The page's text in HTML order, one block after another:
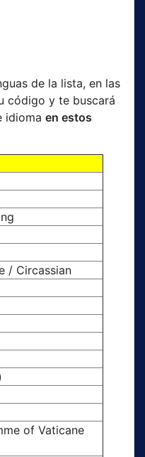
de la lista, en las
código y te buscará
idioma en estos
/ Circassian
of Vaticane